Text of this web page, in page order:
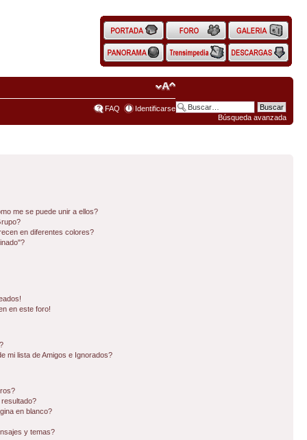
Búsqueda avanzada
FAQ Identificarse
me se puede unir a ellos?
en diferentes colores?
en este foro!
mi lista de Amigos e Ignorados?
en blanco?
y temas?